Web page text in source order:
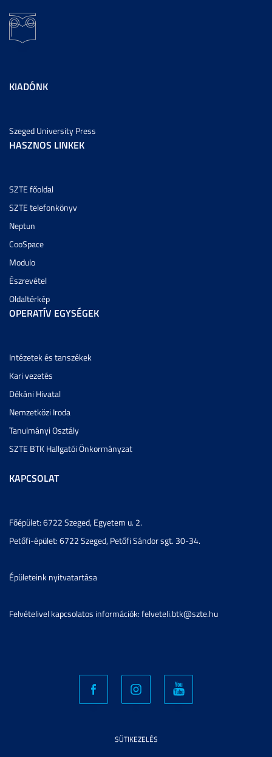
KIADÓNK
Szeged University Press
HASZNOS LINKEK
SZTE főoldal
SZTE telefonkönyv
Neptun
CooSpace
Modulo
Észrevétel
Oldaltérkép
OPERATÍV EGYSÉGEK
Intézetek és tanszékek
Kari vezetés
Dékáni Hivatal
Nemzetközi Iroda
Tanulmányi Osztály
SZTE BTK Hallgatói Önkormányzat
KAPCSOLAT
Főépület: 6722 Szeged, Egyetem u. 2.
Petőfi-épület: 6722 Szeged, Petőfi Sándor sgt. 30-34.
Épületeink nyitvatartása
Felvételivel kapcsolatos információk: felveteli.btk@szte.hu
SÜTIKEZELÉS